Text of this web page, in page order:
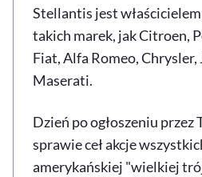
Stellantis jest
takich marek, jak Citroen,
Fiat, Alfa Romeo, Chrysler,
Maserati.
Dzień po ogłoszeniu przez
sprawie ceł akcje
amerykańskiej "wielkiej